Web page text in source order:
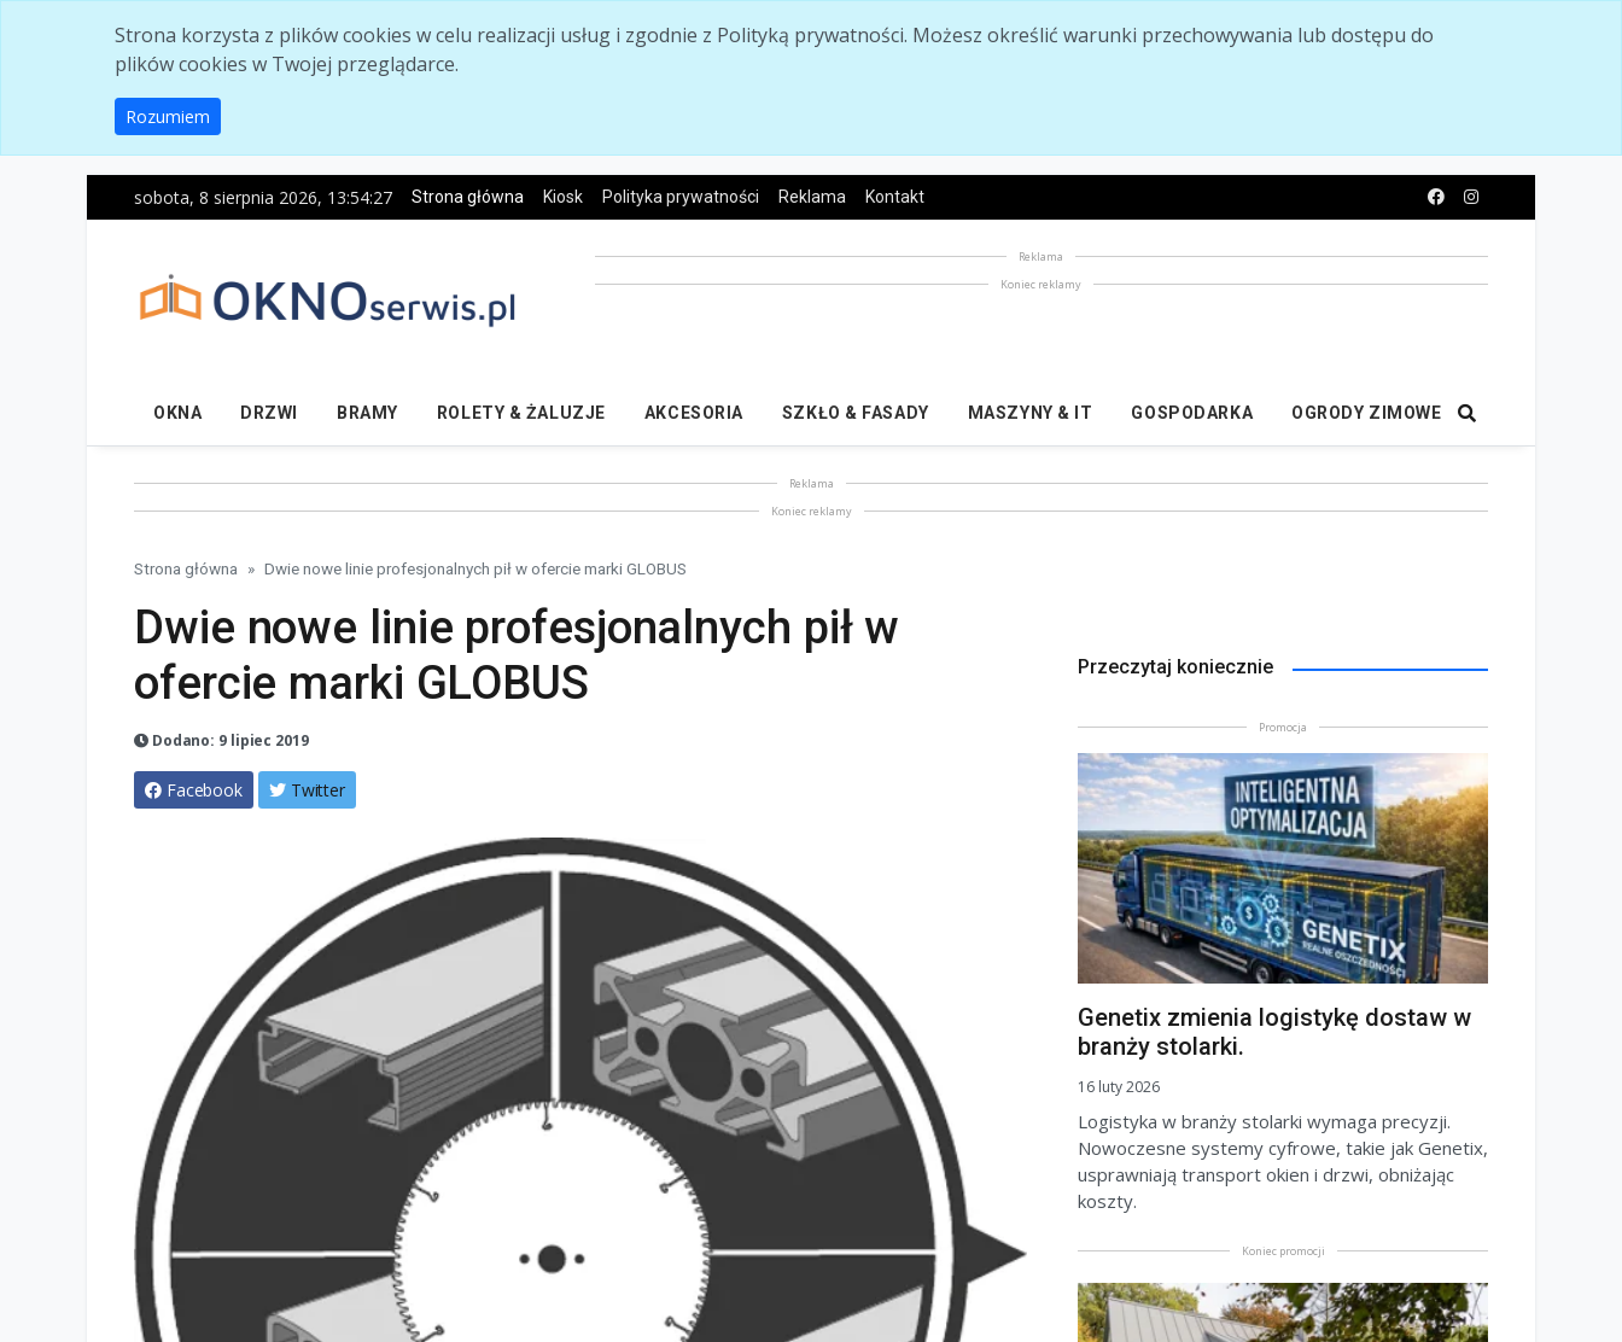
Strona korzysta z plików cookies w celu realizacji usług i zgodnie z Polityką prywatności. Możesz określić warunki przechowywania lub dostępu do
plików cookies w Twojej przeglądarce.
Rozumiem
sobota, 8 sierpnia 2026, 13:54:28 Strona główna Kiosk Polityka prywatności Reklama Kontakt
Reklama
Koniec reklamy
OKNA DRZWI BRAMY ROLETY & ŻALUZJE AKCESORIA SZKŁO & FASADY MASZYNY & IT GOSPODARKA OGRODY ZIMOWE
Reklama
Koniec reklamy
Strona główna Dwie nowe linie profesjonalnych pił w ofercie marki GLOBUS
Dwie nowe linie profesjonalnych pił w
ofercie marki GLOBUS
Dodano: 9 lipiec 2019
Facebook Twitter
Przeczytaj koniecznie
Promocja
Genetix zmienia logistykę dostaw w
branży stolarki.
16 luty 2026
Logistyka w branży stolarki wymaga precyzji.
Nowoczesne systemy cyfrowe, takie jak Genetix,
usprawniają transport okien i drzwi, obniżając
koszty.
Koniec promocji